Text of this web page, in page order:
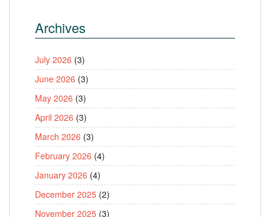
Archives
July 2026 (3)
June 2026 (3)
May 2026 (3)
April 2026 (3)
March 2026 (3)
February 2026 (4)
January 2026 (4)
December 2025 (2)
November 2025 (3)